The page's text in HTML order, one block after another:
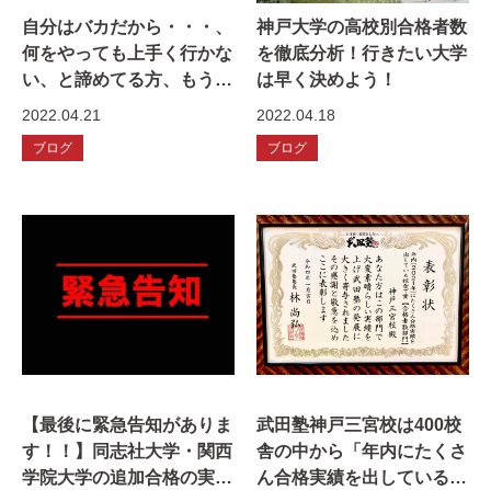
自分はバカだから・・・、
何をやっても上手く行かな
い、と諦めてる方、もう少
し頑張ってみませんか？
2022.04.21
ブログ
神戸大学の高校別合格者数
を徹底分析！行きたい大学
は早く決めよう！
2022.04.18
ブログ
【最後に緊急告知がありま
す！！】同志社大学・関西
学院大学の追加合格の実情
武田塾神戸三宮校は400校
舎の中から「年内にたくさ
ん合格実績を出しているで